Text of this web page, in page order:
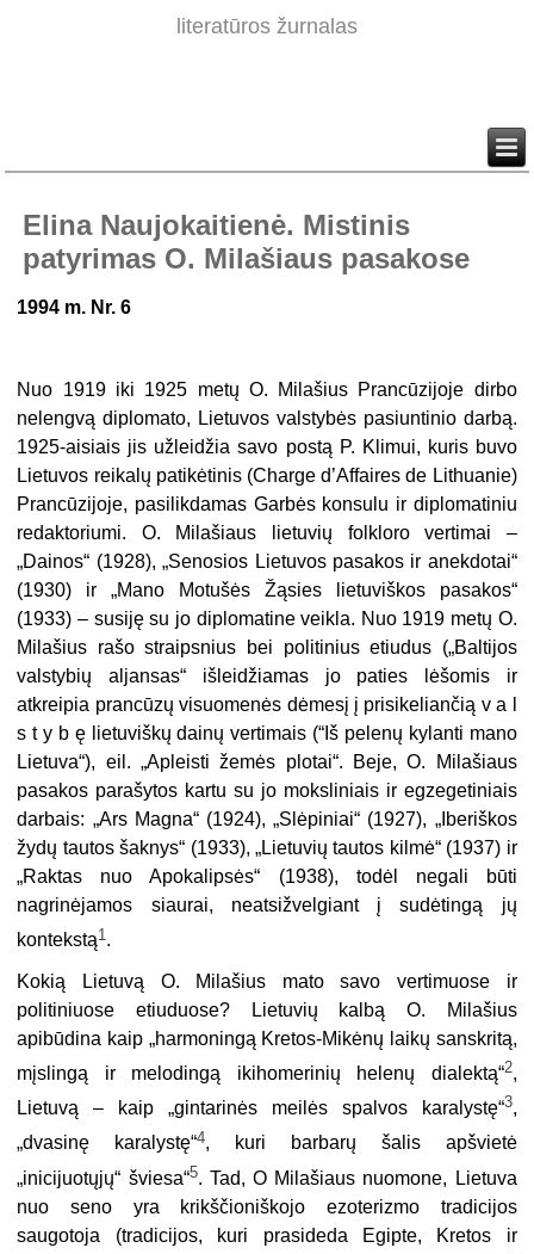
literatūros žurnalas
Elina Naujokaitienė. Mistinis
patyrimas O. Milašiaus pasakose
1994 m. Nr. 6
Nuo 1919 iki 1925 metų O. Milašius Prancūzijoje dirbo
nelengvą diplomato, Lietuvos valstybės pasiuntinio darbą.
1925-aisiais jis užleidžia savo postą P. Klimui, kuris buvo
Lietuvos reikalų patikėtinis (Charge d’Affaires de Lithuanie)
Prancūzijoje, pasilikdamas Garbės konsulu ir diplomatiniu
redaktoriumi. O. Milašiaus lietuvių folkloro vertimai –
„Dainos“ (1928), „Senosios Lietuvos pasakos ir anekdotai“
(1930) ir „Mano Motušės Žąsies lietuviš­kos pasakos“
(1933) – susiję su jo diplomatine veikla. Nuo 1919 metų O.
Milašius rašo straipsnius bei politinius etiudus („Baltijos
valstybių aljansas“ išleidžiamas jo paties lėšomis ir
atkreipia prancūzų visuomenės dėmesį į prisikeliančią v a l
s t y b ę lietuviškų dainų vertimais (“Iš pelenų kylanti mano
Lietuva“), eil. „Apleisti žemės plotai“. Beje, O. Milašiaus
pasakos parašytos kartu su jo moksliniais ir egzegetiniais
darbais: „Ars Magna“ (1924), „Slėpiniai“ (1927), „I beriškos
žydų tautos šaknys“ (1933), „Lietuvių tautos kilmė“ (1937) ir
„Raktas nuo Apokalipsės“ (1938), todėl negali būti
nagrinėjamos siaurai, neatsižvelgiant į sudėtingą jų
kontekstą1 .
Kokią Lietuvą O. Milašius mato savo vertimuose ir
politiniuose etiuduose? Lietuvių kalbą O. Milašius
apibūdina kaip „harmoningą Kretos-Mikėnų laikų sanskritą,
mįslingą ir melodingą ikihomerinių helenų dialektą“2,
Lietuvą – kaip „gintarinės meilės spalvos karalys­tę“3,
„dvasinę karalystę“4, kuri barbarų šalis apšvietė
„inicijuotųjų“ šviesa“5. Tad, O Milašiaus nuomone, Lietuva
nuo seno yra krikščioniškojo ezoterizmo tradicijos
saugotoja (tradicijos, kuri prasideda Egipte, Kretos ir